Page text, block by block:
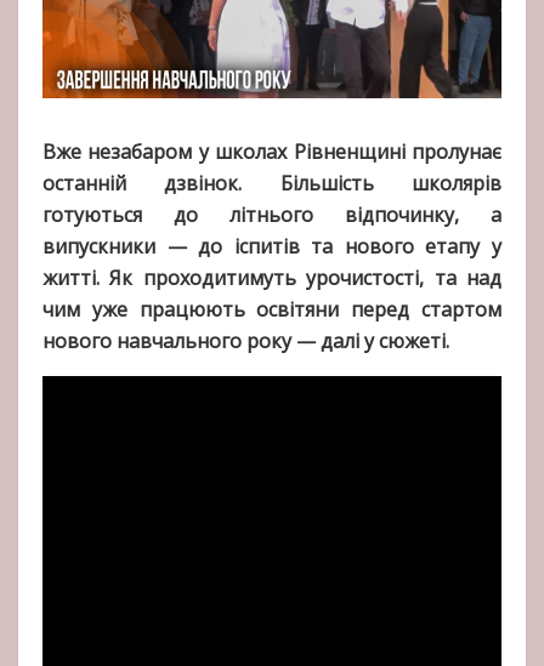
Вже незабаром у школах Рівненщині пролунає
останній дзвінок. Більшість школярів
готуються до літнього відпочинку, а
випускники — до іспитів та нового етапу у
житті. Як проходитимуть урочистості, та над
чим уже працюють освітяни перед стартом
нового навчального року — далі у сюжеті.